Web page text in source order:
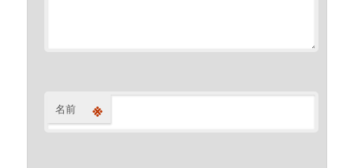
名前 ※